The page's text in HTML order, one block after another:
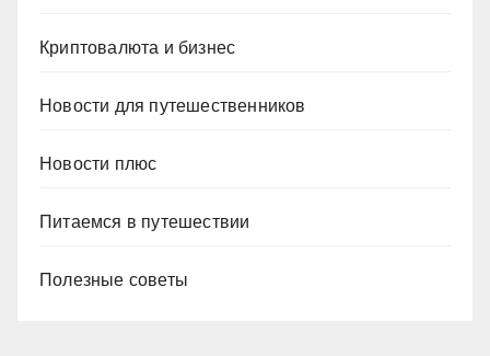
Криптовалюта и бизнес
Новости для путешественников
Новости плюс
Питаемся в путешествии
Полезные советы